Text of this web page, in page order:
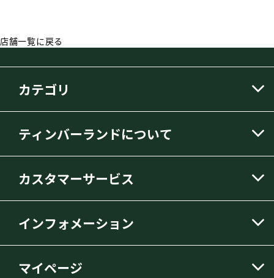
店舗一覧に戻る
カテゴリ
ティンバーランドについて
カスタマーサービス
インフォメーション
マイページ